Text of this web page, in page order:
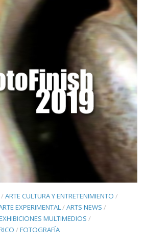
/ARTE CULTURA Y ENTRETENIMIENTO /
EXPERIMENTAL/ARTS NEWS /
MULTIMEDIOS /
/FOTOGRAFÍA